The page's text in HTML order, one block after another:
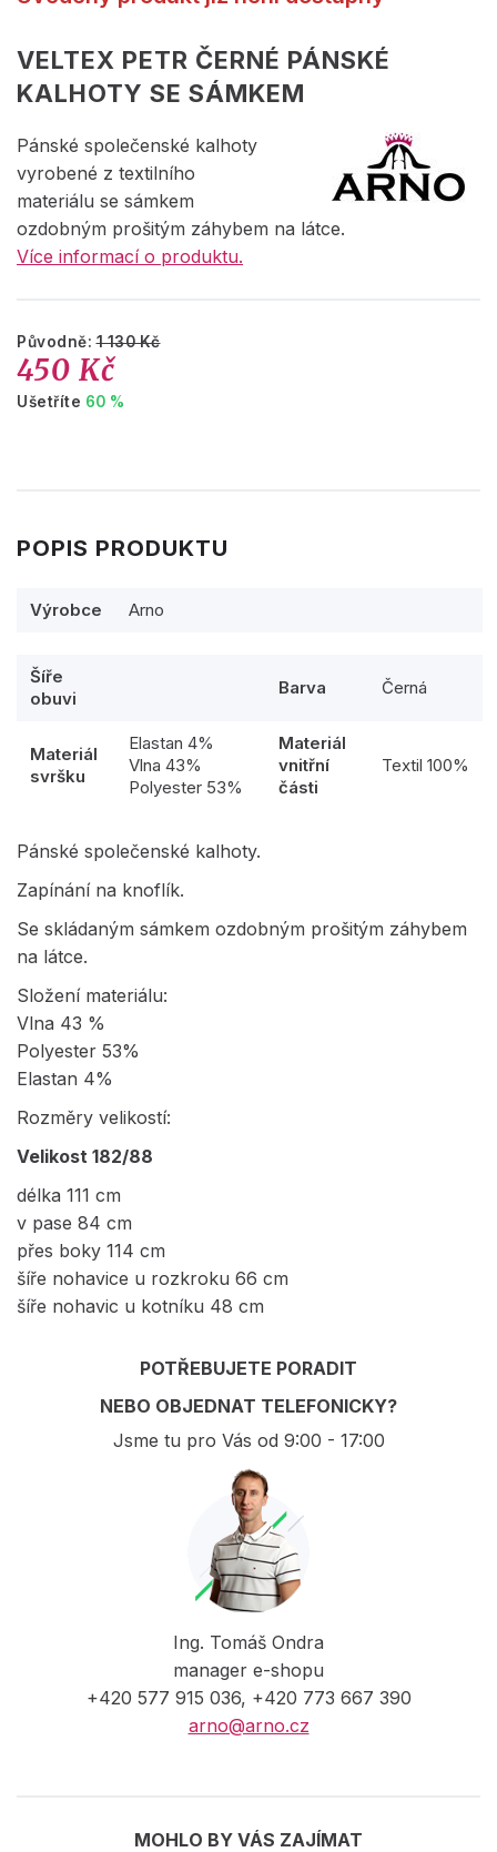
VELTEX PETR ČERNÉ PÁNSKÉ
KALHOTY SE SÁMKEM
Pánské společenské kalhoty
vyrobené z textilního
materiálu se sámkem
ozdobným prošitým záhybem na látce.
Více informací o produktu.
Původně:1 130 Kč
450 Kč
Ušetříte 60 %
POPIS PRODUKTU
Výrobce Arno
Šíře
obuvi
Barva Černá
Materiál
svršku
Elastan 4%
Vlna 43%
Polyester 53%
Materiál
vnitřní
části
Textil 100%
Pánské společenské kalhoty.
Zapínání na knoflík.
Se skládaným sámkem ozdobným prošitým záhybem
na látce.
Složení materiálu:
Vlna 43 %
Polyester 53%
Elastan 4%
Rozměry velikostí:
Velikost 182/88
délka 111 cm
v pase 84 cm
přes boky 114 cm
šíře nohavice u rozkroku 66 cm
šíře nohavic u kotníku 48 cm
POTŘEBUJETE PORADIT
NEBO OBJEDNAT TELEFONICKY?
Jsme tu pro Vás od 9:00 - 17:00
Ing. Tomáš Ondra
manager e-shopu
+420 577 915 036, +420 773 667 390
arno@arno.cz
MOHLO BY VÁS ZAJÍMAT